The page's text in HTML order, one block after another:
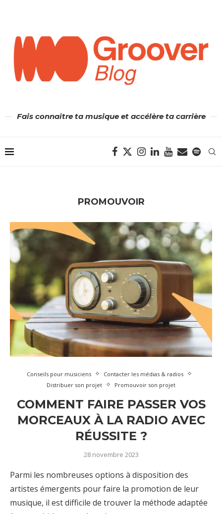
Fais connaître ta musique et accélère ta carrière
PROMOUVOIR
Conseils pour musiciens
Contacter les médias & radios
Distribuer son projet
Promouvoir son projet
COMMENT FAIRE PASSER VOS
MORCEAUX À LA RADIO AVEC
RÉUSSITE ?
28 novembre 2023
Parmi les nombreuses options à disposition des
artistes émergents pour faire la promotion de leur
musique, il est difficile de trouver la méthode adaptée